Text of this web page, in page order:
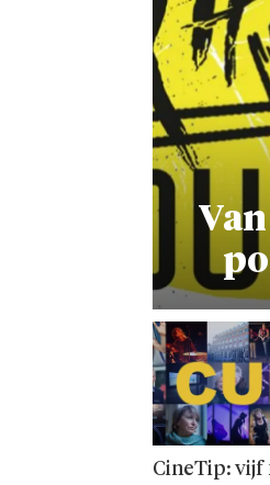
kerkhoven
CineTip: vijf